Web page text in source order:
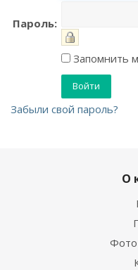
Пароль:
Запомнить
Забыли свой пароль?
О